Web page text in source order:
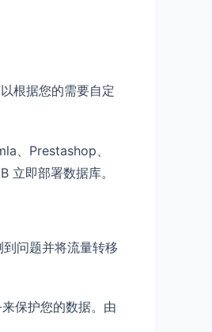
根据您的需要自定
、Prestashop、
即部署数据库。
问题并将流量转移
保护您的数据。由